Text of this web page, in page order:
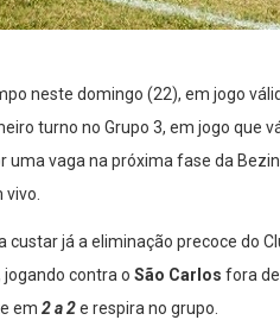
neste domingo (22), em jogo
turno no Grupo 3, em jogo que
uma vaga na próxima fase da
vivo.
custar já a eliminação precoce do
contra o São Carlos fora
em 2 a 2e respira no grupo.